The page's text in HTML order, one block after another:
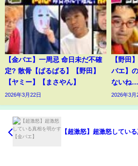
【金バエ】一周忌 命日未だ不確
定? 散骨【ぱるぱる】【野田】
【ヤミー】【まさやん】
2026年3月22日
【野田
バエ】
ないね…
2026年3月
【超激怒】超激怒してい